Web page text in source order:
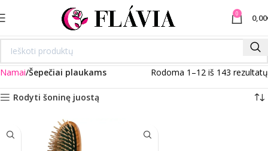
0 0,00
Namai Šepečiai plaukams Rodoma 1–12 iš 143 rezultatų
Rodyti šoninę juostą